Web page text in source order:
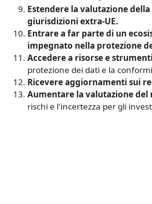
Estendere la valutazione
giurisdizioni extra-UE.
Entrare a far parte di un
impegnato nella protezione
Accedere a risorse e
protezione dei dati e la
Ricevere aggiornamenti sui
Aumentare la valutazione del
rischi e l'incertezza per gli